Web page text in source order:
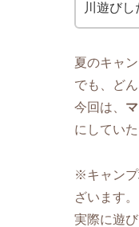
川遊びし
夏のキャ
でも、ど
今回は、
にしてい
※キャンプ
ざいます。
実際に遊